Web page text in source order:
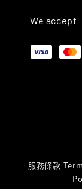
We accept
服務條款